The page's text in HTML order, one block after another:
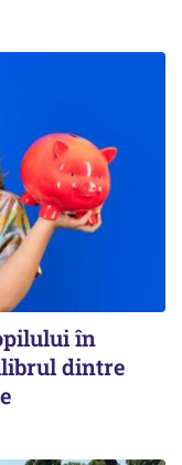
în
dintre